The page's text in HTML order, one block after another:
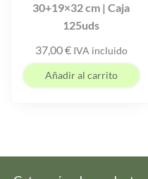
30+19×32 cm | Caja
125uds
37,00€ IVA incluido
Añadir al carrito